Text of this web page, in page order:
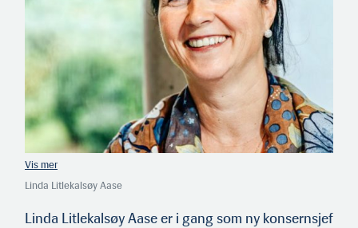
Linda Litlekalsøy Aase
Linda Litlekalsøy Aase er i gang som ny konsernsjef